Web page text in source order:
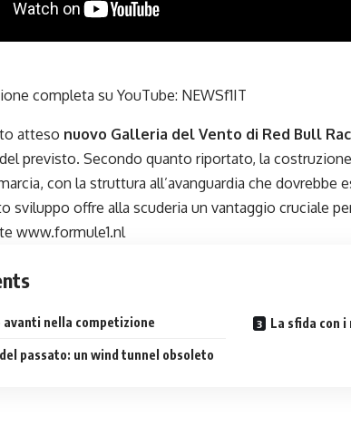
completa su YouTube: NEWSf1IT
atteso nuovo Galleria del Vento di Red Bull
previsto. Secondo quanto riportato, la
con la struttura all’avanguardia che dovrebbe
sviluppo offre alla scuderia un vantaggio cruciale
www.formule1.nl
avanti nella competizione
passato: un wind tunnel obsoleto
La sfida con i